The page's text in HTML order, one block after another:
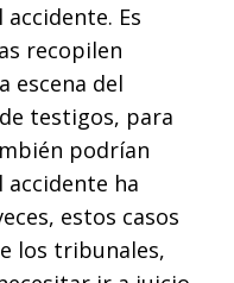
Es
recopilen
escena del
testigos, para
podrían
ha
estos casos
los tribunales,